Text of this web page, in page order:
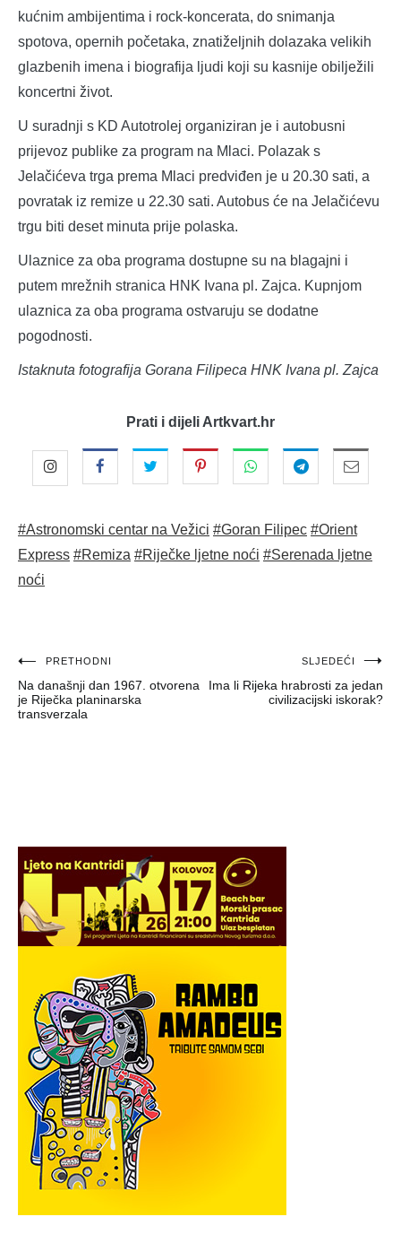
kućnim ambijentima i rock-koncerata, do snimanja
spotova, opernih početaka, znatiželjnih dolazaka velikih
glazbenih imena i biografija ljudi koji su kasnije obilježili
koncertni život.
U suradnji s KD Autotrolej organiziran je i autobusni
prijevoz publike za program na Mlaci. Polazak s
Jelačićeva trga prema Mlaci predviđen je u 20.30 sati, a
povratak iz remize u 22.30 sati. Autobus će na Jelačićevu
trgu biti deset minuta prije polaska.
Ulaznice za oba programa dostupne su na blagajni i
putem mrežnih stranica HNK Ivana pl. Zajca. Kupnjom
ulaznica za oba programa ostvaruju se dodatne
pogodnosti.
Istaknuta fotografija Gorana Filipeca HNK Ivana pl. Zajca
Prati i dijeli Artkvart.hr
#Astronomski centar na Vežici #Goran Filipec #Orient
Express #Remiza #Riječke ljetne noći #Serenada ljetne
noći
Navigacija
objava
PRETHODNI
Na današnji dan 1967. otvorena
je Riječka planinarska
transverzala
SLJEDEĆI
Ima li Rijeka hrabrosti za jedan
civilizacijski iskorak?